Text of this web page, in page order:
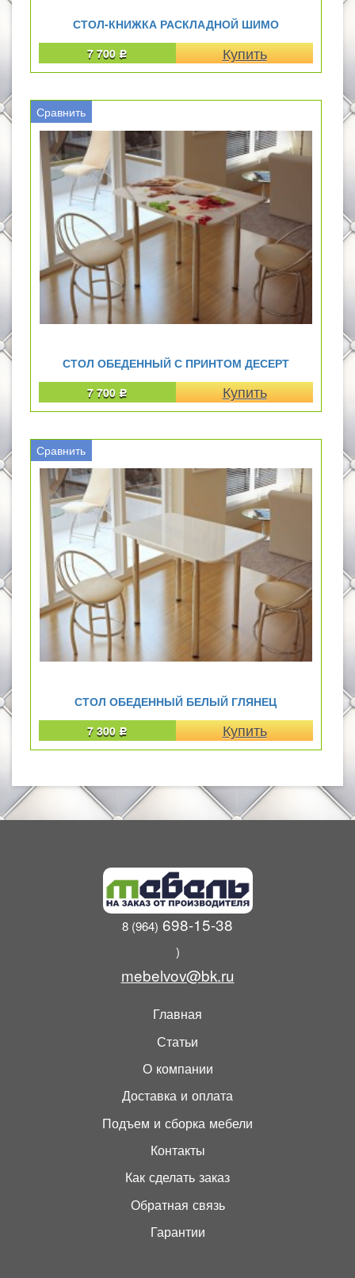
СТОЛ-КНИЖКА РАСКЛАДНОЙ ШИМО
7 700 Р
СТОЛ ОБЕДЕННЫЙ С ПРИНТОМ ДЕСЕРТ
7 700 Р
Сравнить
СТОЛ ОБЕДЕННЫЙ БЕЛЫЙ ГЛЯНЕЦ
7 300 Р
Сравнить
8 (964) 698-15-38
)
mebelvov@bk.ru
Главная
Статьи
О компании
Доставка и оплата
Подъем и сборка мебели
Контакты
Как сделать заказ
Обратная связь
Гарантии